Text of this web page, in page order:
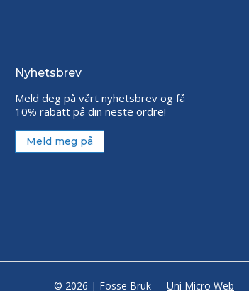
Nyhetsbrev
Meld deg på vårt nyhetsbrev og få
10% rabatt på din neste ordre!
Meld meg på
© 2026 | Fosse Bruk Uni Micro Web